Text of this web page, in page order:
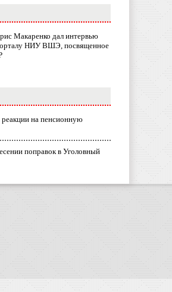
Макаренко дал интервью
НИУ ВШЭ, посвященное
реакции на пенсионную
поправок в Уголовный